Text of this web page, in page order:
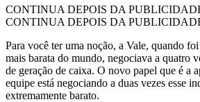
CONTINUA DEPOIS DA
CONTINUA DEPOIS DA
Para você ter uma noção, a Vale, quando
mais barata do mundo, negociava a quatro
de geração de caixa. O novo papel que é a
equipe está negociando a duas vezes esse
extremamente barato.